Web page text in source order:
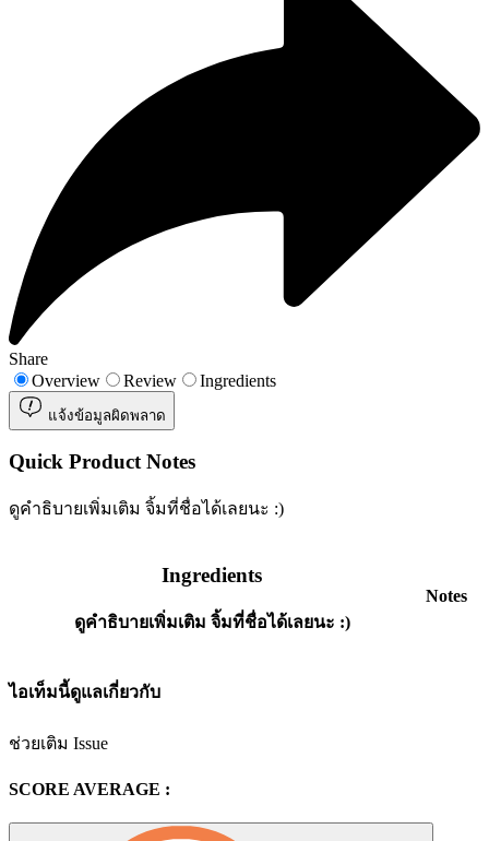
Share
Overview
Review Ingredients
แจ้งข้อมูลผิดพลาด
Quick Product Notes
ดูคำธิบายเพิ่มเติม จิ้มที่ชื่อได้เลยนะ :)
Ingredients
ดูคำธิบายเพิ่มเติม จิ้มที่ชื่อได้เลยนะ :)
Notes
ไอเท็มนี้ดูแลเกี่ยวกับ
ช่วยเติม Issue
SCORE AVERAGE :